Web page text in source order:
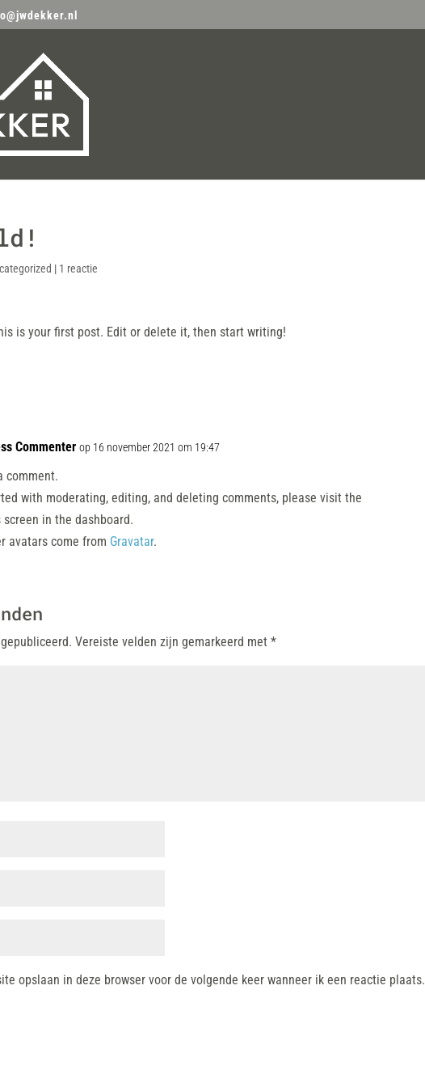
| 1 reactie
is your first post. Edit or delete it, then start writing!
Commenter op 16 november 2021 om 19:47
comment.
with moderating, editing, and deleting comments, please visit the
screen in the dashboard.
avatars come from Gravatar.
Vereiste velden zijn gemarkeerd met*
opslaan in deze browser voor de volgende keer wanneer ik een reactie plaats.